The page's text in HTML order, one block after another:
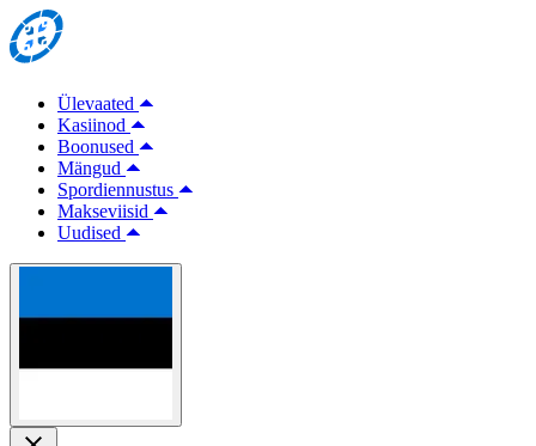
Ülevaated
Kasiinod
Boonused
Mängud
Spordiennustus
Makseviisid
Uudised